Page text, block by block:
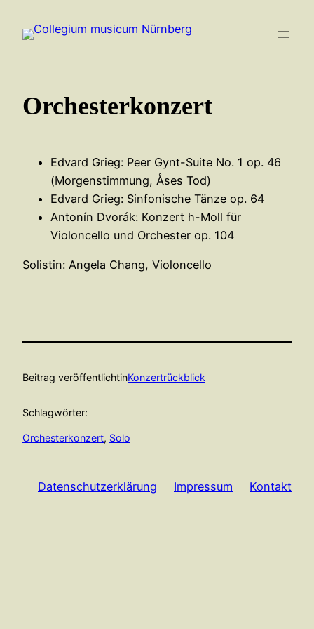
Inhalt
Orchesterkonzert
Edvard Grieg: Peer Gynt-Suite No. 1 op. 46
(Morgenstimmung, Åses Tod)
Edvard Grieg: Sinfonische Tänze op. 64
Antonín Dvorák: Konzert h-Moll für
Violoncello und Orchester op. 104
Solistin: Angela Chang, Violoncello
Beitrag veröffentlichtinKonzertrückblick
Schlagwörter:
Orchesterkonzert, Solo
Datenschutzerklärung Impressum Kontakt